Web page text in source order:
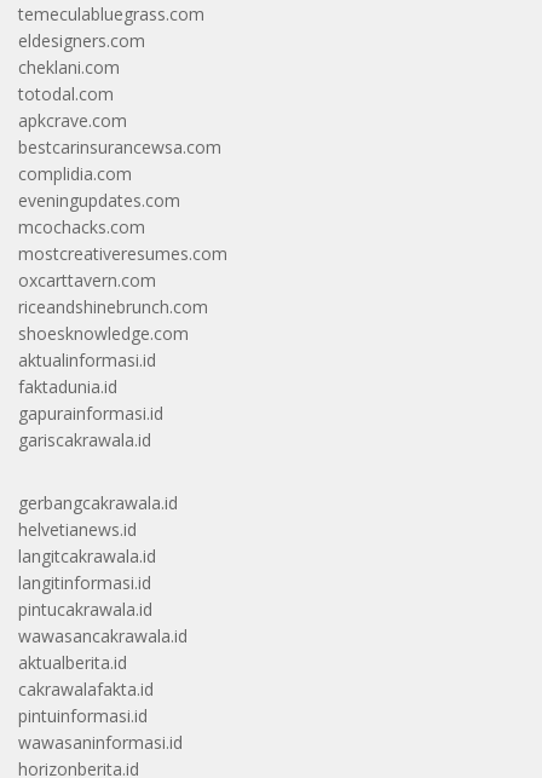
temeculabluegrass.com
eldesigners.com
cheklani.com
totodal.com
apkcrave.com
bestcarinsurancewsa.com
complidia.com
eveningupdates.com
mcochacks.com
mostcreativeresumes.com
oxcarttavern.com
riceandshinebrunch.com
shoesknowledge.com
aktualinformasi.id
faktadunia.id
gapurainformasi.id
gariscakrawala.id
gerbangcakrawala.id
helvetianews.id
langitcakrawala.id
langitinformasi.id
pintucakrawala.id
wawasancakrawala.id
aktualberita.id
cakrawalafakta.id
pintuinformasi.id
wawasaninformasi.id
horizonberita.id